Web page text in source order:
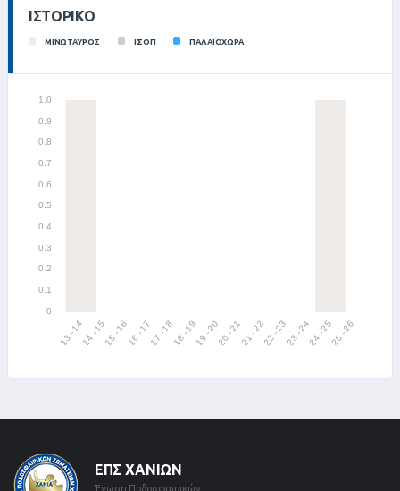
ΙΣΤΟΡΙΚΌ
ΜΙΝΩΤΑΥΡΟΣ ΙΣΟΠ ΠΑΛΑΙΟΧΩΡΑ
ΕΠΣ ΧΑΝΊΩΝ
Ένωση Ποδοσφαιρικών